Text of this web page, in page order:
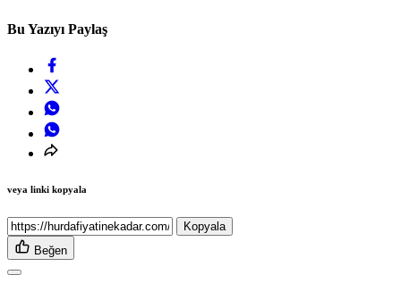
Bu Yazıyı Paylaş
veya linki kopyala
Kopyala
Beğen